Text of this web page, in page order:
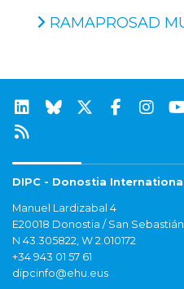
RAMAPROSAD
DIPC - Donostia
Manuel Lardizabal 4
E20018 Donostia / San Sebastián
N 43.305822, W 2.010172
+34 943 01 57 61
dipcinfo@ehu.eus